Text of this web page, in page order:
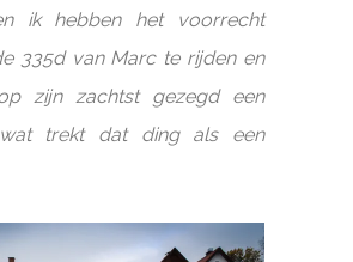
ik hebben het voorrecht
335d van Marc te rijden en
zijn zachtst gezegd een
wat trekt dat ding als een